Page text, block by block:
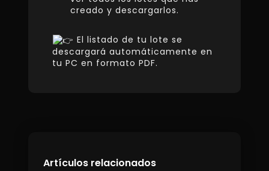
creado y descargarlos.
El listado de tu lote se
descargará automáticamente en
tu PC en formato PDF.
Artículos relacionados